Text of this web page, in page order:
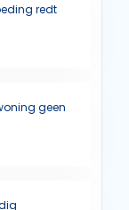
redt
geen